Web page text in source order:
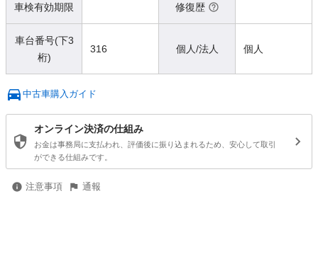
車検有効期限 修復歴
車台番号(下3
桁)
316 個人/法人 個人
中古車購入ガイド
オンライン決済の仕組み
お金は事務局に支払われ、評価後に振り込まれるため、安心して取引
ができる仕組みです。
注意事項 通報